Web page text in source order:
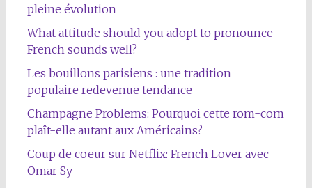
pleine évolution
What attitude should you adopt to pronounce
French sounds well?
Les bouillons parisiens : une tradition
populaire redevenue tendance
Champagne Problems: Pourquoi cette rom-com
plaît-elle autant aux Américains?
Coup de coeur sur Netflix: French Lover avec
Omar Sy